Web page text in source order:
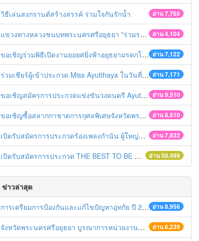
อ่าน 7,765
วิธีเล่นสงกรานต์สร้างสรรค์ ร่วมใจกันรักน้ำ
อ่าน 4,104
แขวงทางหลวงชนบทพระนครศรีอยุธยา "ร่วมรณรงค์ ขับช้า เปิดไฟหน้า คาดเข็มขัด" เทศกาลสงกรานต์ ปี 2561
อ่าน 7,122
ขอเชิญร่วมพิธีเปิดงานยอยศยิ่งฟ้าอยุธยามรดกโลก
อ่าน 7,171
ร่วมเชียร์ผู้เข้าประกวด Miss Ayutthaya ในวันที่ 15 ธันวาคม 2560
อ่าน 9,510
ขอเชิญสมัครการประกวดแข่งขันวงดนตรี Ayutthaya battle of the bands
อ่าน 8,510
ขอเชิญซื้อสลากกาชาดการกุศลพิเศษจังหวัดพระนครศรีอยุธยา 2560
อ่าน 7,832
เปิดรับสมัครการประกวดร้องเพลงกำนัน ผู้ใหญ่บ้าน ฯลฯ
อ่าน 50,499
เปิดรับสมัครการประกวด THE BEST TO BE NUMBER ONE
ข่าวล่าสุด
อ่าน 8,956
การเตรียมการป้องกันและแก้ไขปัญหาอุทกัย ปี 2561
อ่าน 6,239
จังหวัดพระนครศรีอยุธยา บูรณาการหน่วยงานที่เกี่ยวข้อง ลงพื้นที่จัดระเบียบและดำเนินมาตรการตามบทลงโทษสูงสุดกับผู้ประกอบการร้านค้าที่ยังฝ่าฝืนตั้งร้านค้ารุกล้ำเขตพื้นที่ทางหลวง เตรียมความปลอดภัยก่อนเทศกาลสงกรานต์